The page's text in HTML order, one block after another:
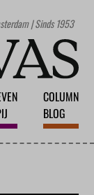
| Sinds 1953
COLUMN
BLOG